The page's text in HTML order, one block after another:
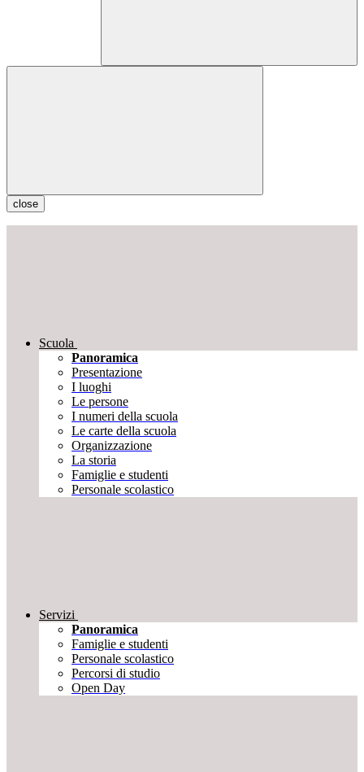
close
Scuola
Panoramica
Presentazione
I luoghi
Le persone
I numeri della scuola
Le carte della scuola
Organizzazione
La storia
Famiglie e studenti
Personale scolastico
Servizi
Panoramica
Famiglie e studenti
Personale scolastico
Percorsi di studio
Open Day